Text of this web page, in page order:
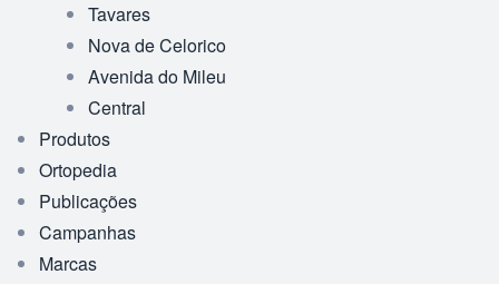
Tavares
Nova de Celorico
Avenida do Mileu
Central
Produtos
Ortopedia
Publicações
Campanhas
Marcas